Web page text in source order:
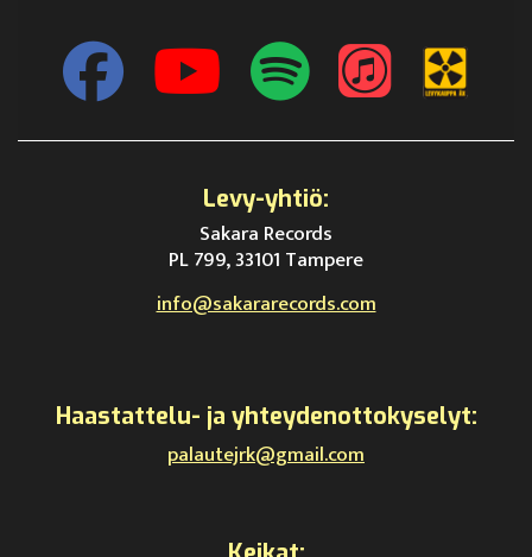
Levy-yhtiö:
Sakara Records
PL 799, 33101 Tampere
info@sakararecords.com
Haastattelu- ja yhteydenottokyselyt:
palautejrk@gmail.com